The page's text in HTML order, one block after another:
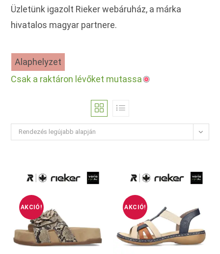
Üzletünk igazolt Rieker webáruház, a márka
hivatalos magyar partnere.
Alaphelyzet
Csak a raktáron lévőket mutassa
Rendezés legújabb alapján
AKCIÓ! AKCIÓ!